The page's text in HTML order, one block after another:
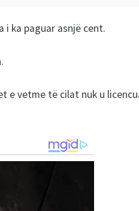
i ka paguar asnjë cent.
e vetme të cilat nuk u